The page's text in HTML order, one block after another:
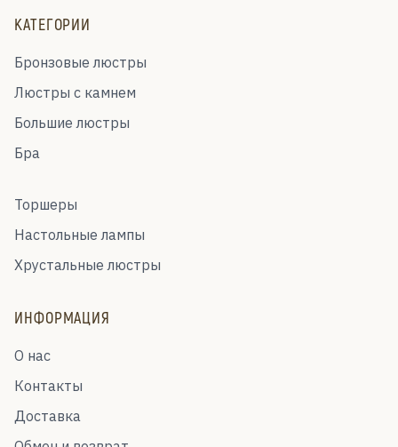
КАТЕГОРИИ
Бронзовые люстры
Люстры с камнем
Большие люстры
Бра
Торшеры
Настольные лампы
Хрустальные люстры
ИНФОРМАЦИЯ
О нас
Контакты
Доставка